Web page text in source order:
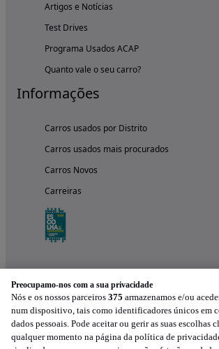
Artigos e Notícias
Test Drives
Programa Usados ACAP
Quanto vale o seu carro?
Informações
Carros usados por Distrito
Carros usados mais procurados
Carros Novos
Carreiras
Experimenta a
Preocupamo-nos com a sua privacidade
Nós e os nossos parceiros 375 armazenamos e/ou
num dispositivo, tais como identificadores únicos em
dados pessoais. Pode aceitar ou gerir as suas escolhas
qualquer momento na página da política de